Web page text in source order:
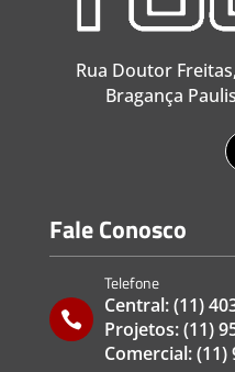
Rua Doutor
Bragança
Fale Conosco

Telefone
Central:(11)
Projetos:(11)
Comercial:(11)